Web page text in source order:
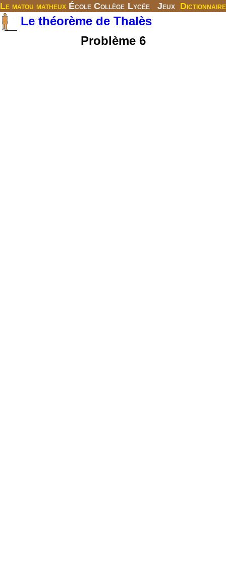
Le matou matheux École Collège Lycée Jeux Dictionnaire
Le théorème de Thalès
Problème 6